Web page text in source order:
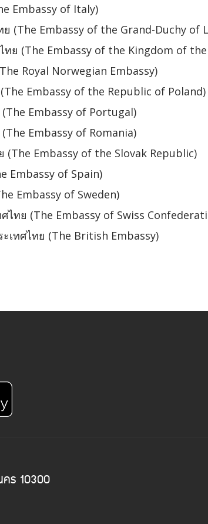
Embassy of Italy)
ย (The Embassy of the Grand-Duchy of
ทย (The Embassy of the Kingdom of
Royal Norwegian Embassy)
Embassy of the Republic of Poland)
Embassy of Portugal)
Embassy of Romania)
(The Embassy of the Slovak Republic)
Embassy of Spain)
Embassy of Sweden)
ไทย (The Embassy of Swiss
เทศไทย (The British Embassy)
ร 10300